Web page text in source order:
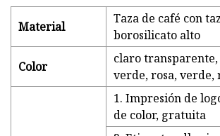
Material
Taza de café con
borosilicato alto
Color
claro
verde, rosa,
1. Impresión de
de color, gratuita